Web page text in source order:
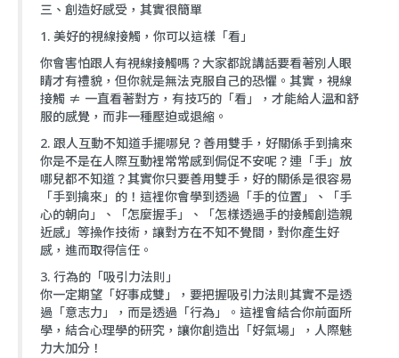
三、創造好感受，其實很簡單
1. 美好的視線接觸，你可以這樣「看」
你會害怕跟人有視線接觸嗎？大家都說講話要看著別人眼
睛才有禮貌，但你就是無法克服自己的恐懼。其實，視線
接觸 ≠ 一直看著對方，有技巧的「看」，才能給人溫和舒
服的感覺，而非一種壓迫或退縮。
2. 跟人互動不知道手擺哪兒？善用雙手，好關係手到擒來
你是不是在人際互動裡常常感到侷促不安呢？連「手」放
哪兒都不知道？其實你只要善用雙手，好的關係是很容易
「手到擒來」的！這裡你會學到透過「手的位置」、「手
心的朝向」、「怎麼握手」、「怎樣透過手的接觸創造親
近感」等操作技術，讓對方在不知不覺間，對你產生好
感，進而取得信任。
3. 行為的「吸引力法則」
你一定期望「好事成雙」，要把握吸引力法則其實不是透
過「意志力」，而是透過「行為」。這裡會結合你前面所
學，結合心理學的研究，讓你創造出「好氣場」，人際魅
力大加分！